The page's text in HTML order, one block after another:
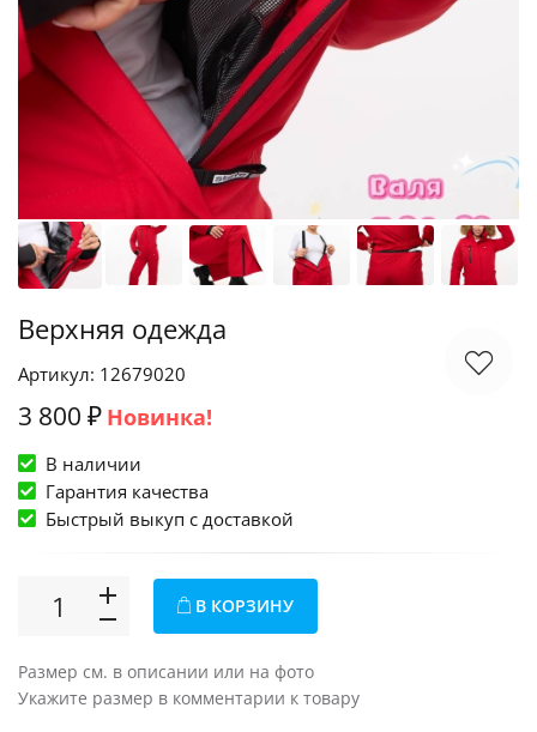
Верхняя одежда
Артикул: 12679020
3 800 ₽ Новинка!
В наличии
Гарантия качества
Быстрый выкуп c доставкой
В КОРЗИНУ
Размер см. в описании или на фото
Укажите размер в комментарии к товару